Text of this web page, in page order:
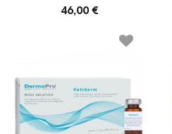
46,00 €